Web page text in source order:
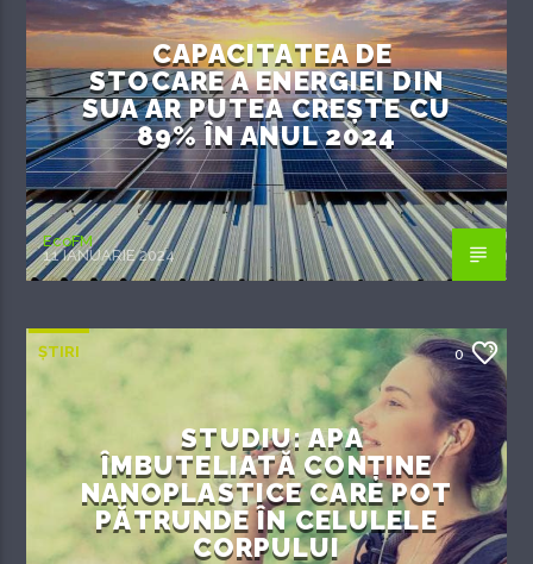
CAPACITATEA DE
STOCARE A ENERGIEI DIN
SUA AR PUTEA CREȘTE CU
89% ÎN ANUL 2024
EcoFM
11 IANUARIE 2024
ȘTIRI 0
STUDIU: APA
ÎMBUTELIATĂ CONȚINE
NANOPLASTICE CARE POT
PĂTRUNDE ÎN CELULELE
CORPULUI